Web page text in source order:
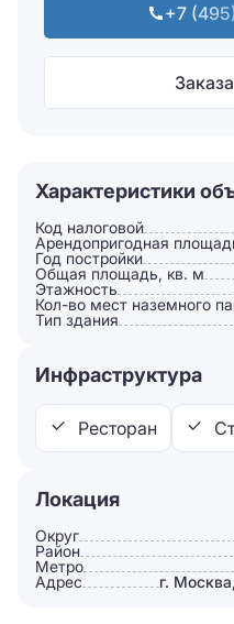
+7
Характеристики
Код налоговой
Арендопригодная
Год постройки
Общая площадь, кв. м
Этажность
Кол-во мест наземного
Тип здания
Инфраструктура
Ресторан
Локация
Округ
Район
Метро
Адрес
г.